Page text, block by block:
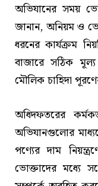
অভিযানের সময়
জানান, অনিয়ম ও
ধরনের কার্যক্রম
বাজারে সঠিক
মৌলিক চাহিদা
অধিদফতরের
অভিযানগুলোর
পণ্যের দাম
ভোক্তাদের মধ্যে